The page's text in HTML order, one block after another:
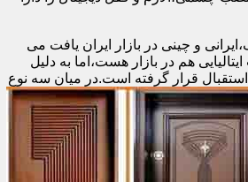
و چینی در بازار ایران یافت می
هم در بازار هست،اما به دلیل
قرار گرفته است.در میان سه نوع